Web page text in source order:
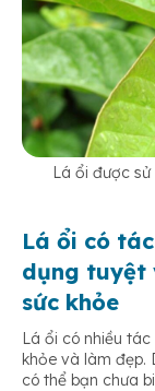
Lá ổi được
Lá ổi có
dụng tuyệt
sức khỏe
Lá ổi có nhiều
khỏe và làm đẹp.
có thể bạn chưa